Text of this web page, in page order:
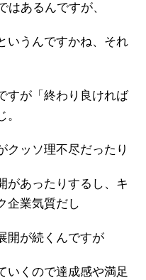
はあるんですが、
いうんですかね、それ
すが「終わり良ければ
クッソ理不尽だったり
があったりするし、キ
企業気質だし
開が続くんですが
いくので達成感や満足